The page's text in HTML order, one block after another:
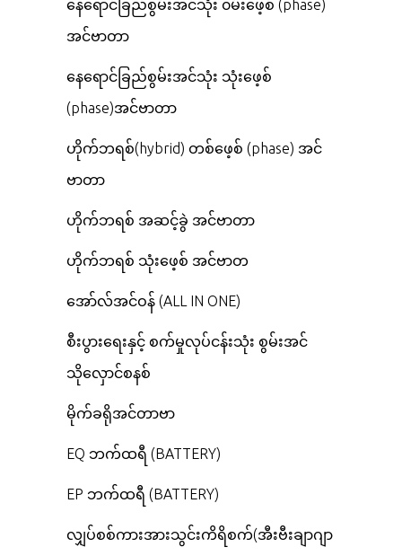
နေရောင်ခြည်စွမ်းအင်သုံး ၀မ်းဖေ့စ် (phase)
အင်ဗာတာ
နေရောင်ခြည်စွမ်းအင်သုံး သုံးဖေ့စ်
(phase)အင်ဗာတာ
ဟိုက်ဘရစ်(hybrid) တစ်ဖေ့စ် (phase) အင်
ဗာတာ
ဟိုက်ဘရစ် အဆင့်ခွဲ အင်ဗာတာ
ဟိုက်ဘရစ် သုံးဖေ့စ် အင်ဗာတ
အော်လ်အင်ဝန် (ALL IN ONE)
စီးပွားရေးနှင့် စက်မှုလုပ်ငန်းသုံး စွမ်းအင်
သိုလှောင်စနစ်
မိုက်ခရိုအင်တာဗာ
EQ ဘက်ထရီ (BATTERY)
EP ဘက်ထရီ (BATTERY)
လျှပ်စစ်ကားအားသွင်းကိရိစက်(အီးဗီးချာဂျာ